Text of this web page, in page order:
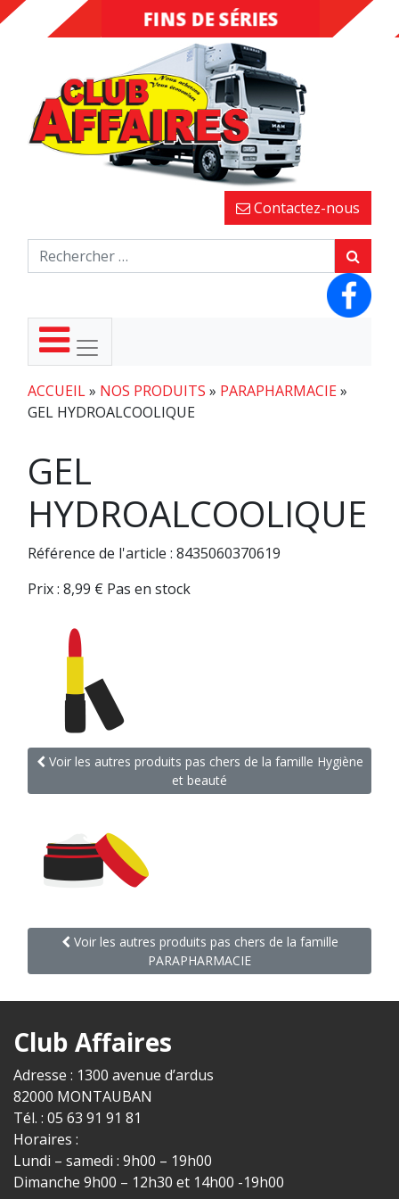
DESTOCKAGE
FINS DE SÉRIES
Contactez-nous
ACCUEIL» NOS PRODUITS » PARAPHARMACIE»
GEL HYDROALCOOLIQUE
GEL
HYDROALCOOLIQUE
Référence de l'article : 8435060370619
Prix : 8,99 € Pas en stock
Voir les autres produits pas chers de la famille Hygiène
et beauté
Voir les autres produits pas chers de la famille
PARAPHARMACIE
Club Affaires
Adresse : 1300 avenue d’ardus
82000 MONTAUBAN
Tél. : 05 63 91 91 81
Horaires :
Lundi – samedi : 9h00 – 19h00
Dimanche 9h00 – 12h30 et 14h00 -19h00